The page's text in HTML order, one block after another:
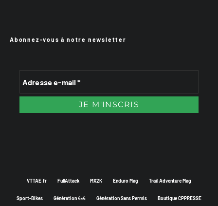
Abonnez-vous à notre newsletter
VTTAE.fr FullAttack MX2K Enduro Mag Trail Adventure Mag
Sport-Bikes Génération 4×4 Génération Sans Permis Boutique CPPRESSE